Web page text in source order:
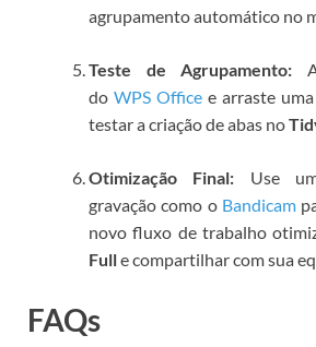
agrupamento automático no
Teste de Agrupamento:
do WPS Office e arraste
testar a criação de abas no
Otimização Final: Use
gravação como o Bandicam
novo fluxo de trabalho
Fulle compartilhar com sua
FAQs